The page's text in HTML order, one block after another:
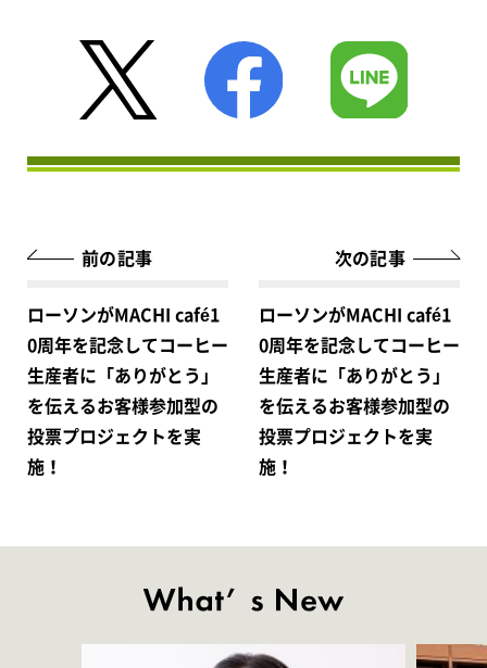
前の記事
ローソンがMACHI café1
0周年を記念してコーヒー
生産者に「ありがとう」
を伝えるお客様参加型の
投票プロジェクトを実
施！
次の記事
ローソンがMACHI café1
0周年を記念してコーヒー
生産者に「ありがとう」
を伝えるお客様参加型の
投票プロジェクトを実
施！